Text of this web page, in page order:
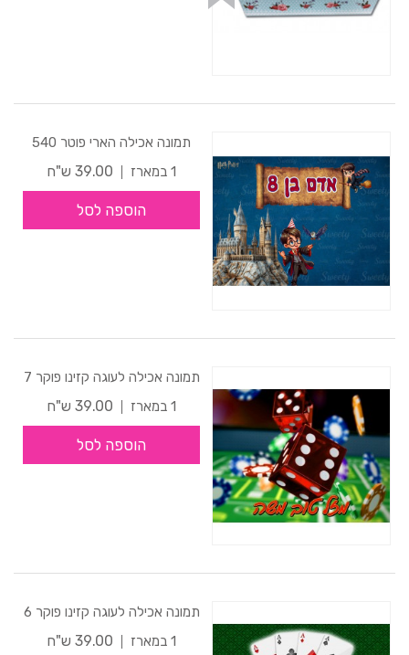
תמונה אכילה הארי פוטר 540
1 במארז
39.00 ש"ח
הוספה לסל
תמונה אכילה לעוגה קזינו פוקר 7
1 במארז
39.00 ש"ח
הוספה לסל
תמונה אכילה לעוגה קזינו פוקר 6
1 במארז
39.00 ש"ח